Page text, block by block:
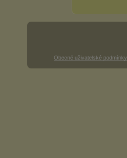
Obecné uživatelské podmínky